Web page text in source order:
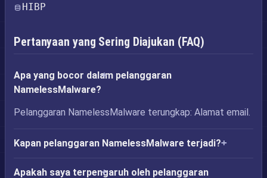
HIBP
Pertanyaan yang Sering Diajukan (FAQ)
Apa yang bocor dalam pelanggaran
NamelessMalware?
Pelanggaran NamelessMalware terungkap: Alamat email.
Kapan pelanggaran NamelessMalware terjadi?
Apakah saya terpengaruh oleh pelanggaran